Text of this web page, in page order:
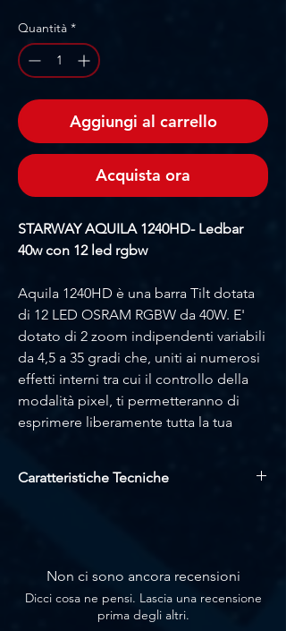
Quantità *
Aggiungi al carrello
Acquista ora
STARWAY AQUILA 1240HD- Ledbar
40w con 12 led rgbw
Aquila 1240HD è una barra Tilt dotata
di 12 LED OSRAM RGBW da 40W. E'
dotato di 2 zoom indipendenti variabili
da 4,5 a 35 gradi che, uniti ai numerosi
effetti interni tra cui il controllo della
modalità pixel, ti permetteranno di
esprimere liberamente tutta la tua
Caratteristiche Tecniche
2 obiettivi zoom indipendenti 4,5° - 35
Pattern da pixel a pixel
Dimmer Strobo a 16 bit
Non ci sono ancora recensioni
Dicci cosa ne pensi. Lascia una recensione
prima degli altri.